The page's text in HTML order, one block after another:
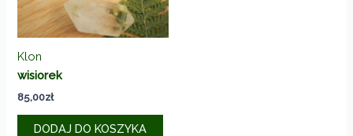
Klon
wisiorek
85,00zł
DODAJ DO KOSZYKA